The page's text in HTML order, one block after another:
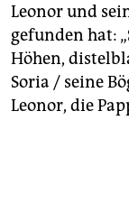
Leonor und
gefunden hat:
Höhen,
Soria / seine
Leonor, die